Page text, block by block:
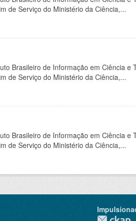
de Serviço do Ministério da Ciência,...
Brasileiro de Informação em Ciência e
de Serviço do Ministério da Ciência,...
Brasileiro de Informação em Ciência e
de Serviço do Ministério da Ciência,...